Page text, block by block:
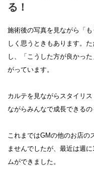
る！
施術後の写真を見ながら「
しく思うときもあります。
し、「こうした方が良かっ
がっています。
カルテを見ながらスタイリ
ながらみんなで成長できるの
これまではGMの他のお店の
ませんでしたが、最近は週
ムができました。